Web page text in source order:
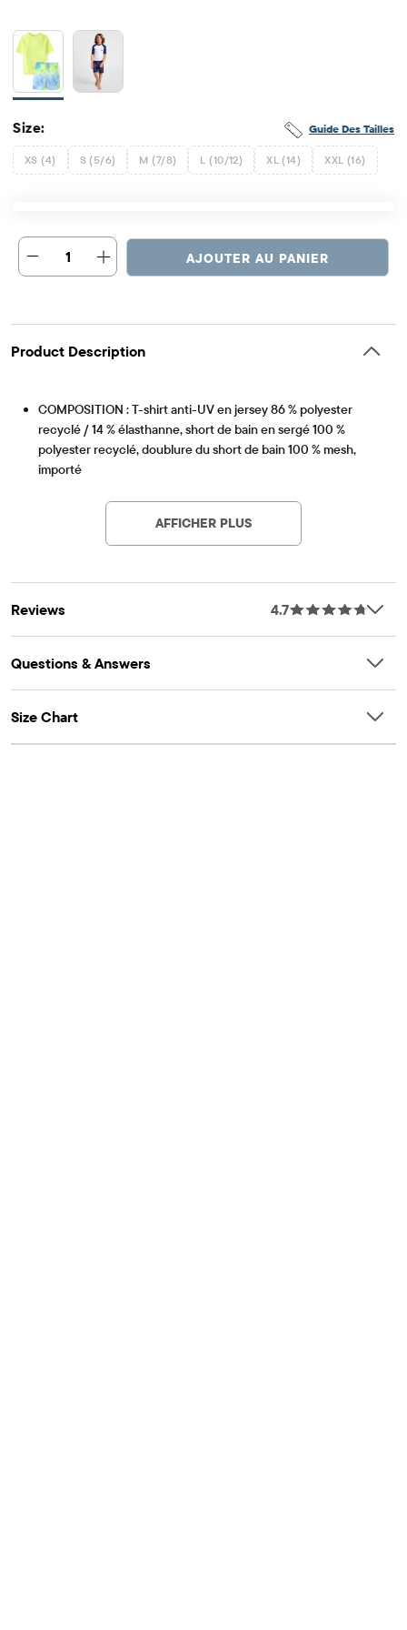
Guide Des Tailles
Size:
XS (4) S (5/6) M (7/8) L (10/12) XL (14) XXL (16)
1 AJOUTER AU PANIER
Product Description
COMPOSITION : T-shirt anti-UV en jersey 86 % polyester
recyclé / 14 % élasthanne, short de bain en sergé 100 %
polyester recyclé, doublure du short de bain 100 % mesh,
importé
MAILLOT DE BAIN : Doublure en maille, taille élastiquée avec
cordon de serrage fonctionnel, taille mi-haute, poche arrière
plaquée, longueur au-dessus du genou, imprimé intégral
AFFICHER PLUS
Reviews 4.7
Questions & Answers
Size Chart